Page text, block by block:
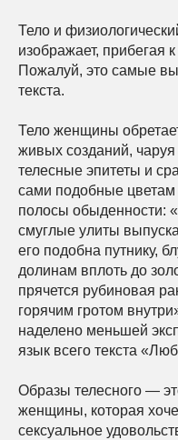
Тело и
изображает, прибегая
Пожалуй, это самые
текста.
Тело женщины
живых созданий,
телесные эпитеты и
сами подобные
полосы обыденности:
смуглые улиты
его подобна путнику,
долинам вплоть до
прячется рубиновая
горячим гротом
наделено меньшей
язык всего текста
Образы телесного —
женщины, которая
сексуальное